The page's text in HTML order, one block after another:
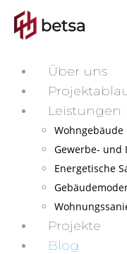
Über uns
Leistungen
Wohngebäude
Gewerbe- und
Energetische
Projekte
Blog